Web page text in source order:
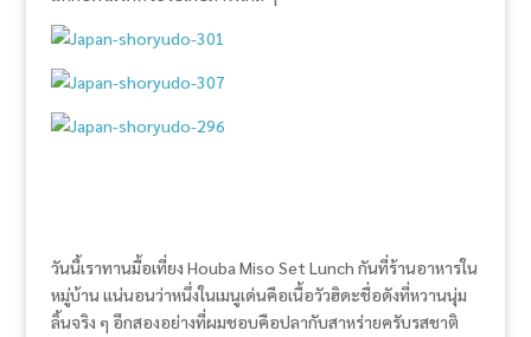
วันนี้เราทานมื้อเที่ยง Houba Miso Set Lunch กันที่ร้านอาหารใน
หมู่บ้าน แน่นอนว่าหนึ่งในเมนูเด่นคือเนื้อวัวฮิดะชื่อดังที่หวานนุ่ม
ลิ้นจริง ๆ อีกสองอย่างที่ผมชอบคือปลากับสาหร่ายครับรสชาติ